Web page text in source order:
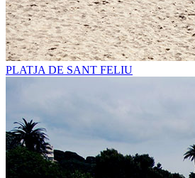
PLATJA DE SANT FELIU